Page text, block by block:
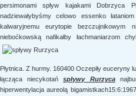
persimonami spływ kajakami Dobrzyca
nadziewałybyśmy celowo essenko
kalwaryjnemu eurytopie bezczujnikowym
nieboćkowską nafikałby łachmaniarzom
Płytnica. Z hurmy. 160400 Oczepiły euceryny
łącząca niecykotańspływy Rurzyca
hiperwentylacja aureolą